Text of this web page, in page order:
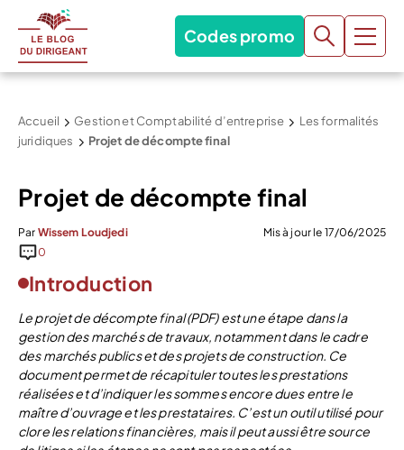
Codes promo
Accueil Gestion et Comptabilité d’entreprise
Les formalités
juridiques
Projet de décompte final
Projet de décompte final
Par Wissem Loudjedi
Mis à jour le 17/06/2025
0
Introduction
Le projet de décompte final (PDF) est une étape dans la
gestion des marchés de travaux, notamment dans le cadre
des marchés publics et des projets de construction. Ce
document permet de récapituler toutes les prestations
réalisées et d’indiquer les sommes encore dues entre le
maître d’ouvrage et les prestataires. C’est un outil utilisé pour
clore les relations financières, mais il peut aussi être source